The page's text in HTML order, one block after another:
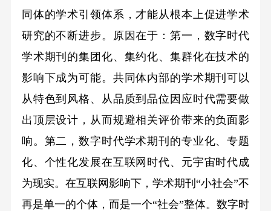
同体的学术引领体系，才能从根本上促进学术
研究的不断进步。原因在于：第一，数字时代
学术期刊的集团化、集约化、集群化在技术的
影响下成为可能。共同体内部的学术期刊可以
从特色到风格、从品质到品位因应时代需要做
出顶层设计，从而规避相关评价带来的负面影
响。第二，数字时代学术期刊的专业化、专题
化、个性化发展在互联网时代、元宇宙时代成
为现实。在互联网影响下，学术期刊“小社会”不
再是单一的个体，而是一个“社会”整体。数字时